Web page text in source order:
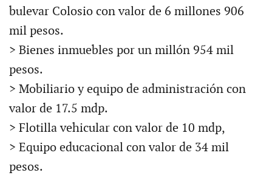
bulevar Colosio con valor de 6 millones 906
mil pesos.
> Bienes inmuebles por un millón 954 mil
pesos.
> Mobiliario y equipo de administración con
valor de 17.5 mdp.
> Flotilla vehicular con valor de 10 mdp,
> Equipo educacional con valor de 34 mil
pesos.